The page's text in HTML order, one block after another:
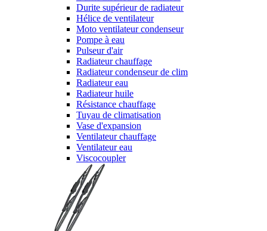
Durite supérieur de radiateur
Hélice de ventilateur
Moto ventilateur condenseur
Pompe à eau
Pulseur d'air
Radiateur chauffage
Radiateur condenseur de clim
Radiateur eau
Radiateur huile
Résistance chauffage
Tuyau de climatisation
Vase d'expansion
Ventilateur chauffage
Ventilateur eau
Viscocoupler